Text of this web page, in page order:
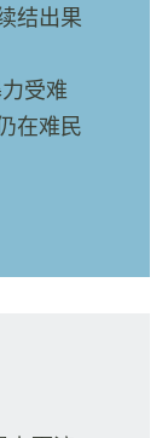
结出果
受难
在难民